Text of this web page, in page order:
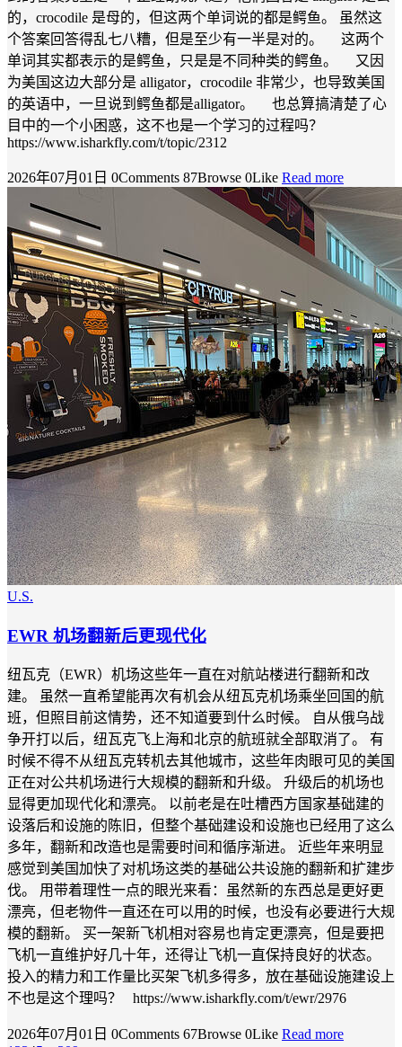
的，crocodile 是母的，但这两个单词说的都是鳄鱼。 虽然这
个答案回答得乱七八糟，但是至少有一半是对的。 这两个
单词其实都表示的是鳄鱼，只是是不同种类的鳄鱼。 又因
为美国这边大部分是 alligator，crocodile 非常少，也导致美国
的英语中，一旦说到鳄鱼都是alligator。 也总算搞清楚了心
目中的一个小困惑，这不也是一个学习的过程吗？
https://www.isharkfly.com/t/topic/2312
2026年07月01日 0Comments 87Browse 0Like Read more
U.S.
EWR 机场翻新后更现代化
纽瓦克（EWR）机场这些年一直在对航站楼进行翻新和改
建。 虽然一直希望能再次有机会从纽瓦克机场乘坐回国的航
班，但照目前这情势，还不知道要到什么时候。 自从俄乌战
争开打以后，纽瓦克飞上海和北京的航班就全部取消了。 有
时候不得不从纽瓦克转机去其他城市，这些年肉眼可见的美国
正在对公共机场进行大规模的翻新和升级。 升级后的机场也
显得更加现代化和漂亮。 以前老是在吐槽西方国家基础建的
设落后和设施的陈旧，但整个基础建设和设施也已经用了这么
多年，翻新和改造也是需要时间和循序渐进。 近些年来明显
感觉到美国加快了对机场这类的基础公共设施的翻新和扩建步
伐。 用带着理性一点的眼光来看：虽然新的东西总是更好更
漂亮，但老物件一直还在可以用的时候，也没有必要进行大规
模的翻新。 买一架新飞机相对容易也肯定更漂亮，但是要把
飞机一直维护好几十年，还得让飞机一直保持良好的状态。
投入的精力和工作量比买架飞机多得多，放在基础设施建设上
不也是这个理吗？ https://www.isharkfly.com/t/ewr/2976
2026年07月01日 0Comments 67Browse 0Like Read more